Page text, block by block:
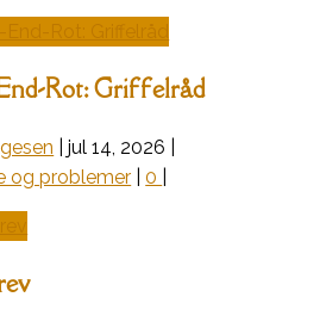
Rot: Griffelråd
|jul 14, 2026
og problemer |0